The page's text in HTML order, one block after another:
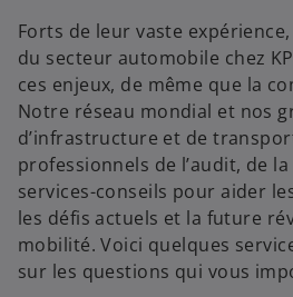
Forts de leur vaste
du secteur automobile chez
ces enjeux, de même que la
Notre réseau mondial et nos
d’infrastructure et de
professionnels de l’audit, de
services-conseils pour aider
les défis actuels et la future
mobilité. Voici quelques
sur les questions qui vous